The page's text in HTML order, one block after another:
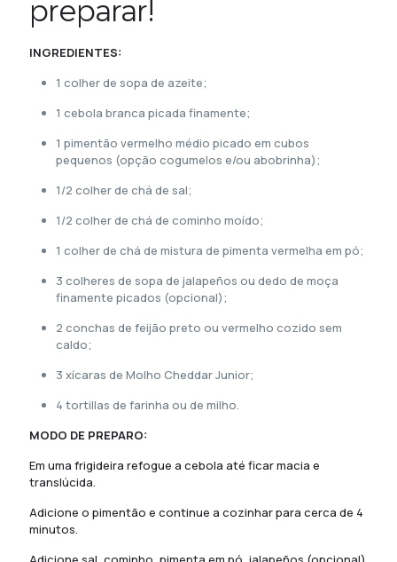
preparar!
INGREDIENTES:
1 colher de sopa de azeite;
1 cebola branca picada finamente;
1 pimentão vermelho médio picado em cubos
pequenos (opção cogumelos e/ou abobrinha);
1/2 colher de chá de sal;
1/2 colher de chá de cominho moído;
1 colher de chá de mistura de pimenta vermelha em pó;
3 colheres de sopa de jalapeños ou dedo de moça
finamente picados (opcional);
2 conchas de feijão preto ou vermelho cozido sem
caldo;
3 xícaras de Molho Cheddar Junior;
4 tortillas de farinha ou de milho.
MODO DE PREPARO:
Em uma frigideira refogue a cebola até ficar macia e
translúcida.
Adicione o pimentão e continue a cozinhar para cerca de 4
minutos.